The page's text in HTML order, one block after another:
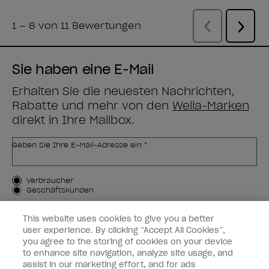
Sie haben eine E-Mail
Erhalten Sie die neuesten Nachrichten,
Rabatte und mehr von den Wella-Marken
direkt in Ihre Mailbox.
Geben Sie Ihre E-Mail-Adresse ein *
Kundenart
Verbraucher
Geschäftskunden
MICH ANMELDEN
Kundeninformationen
OPI & Sie
This website uses cookies to give you a better
user experience. By clicking “Accept All Cookies”,
you agree to the storing of cookies on your device
to enhance site navigation, analyze site usage, and
assist in our marketing effort, and for ads